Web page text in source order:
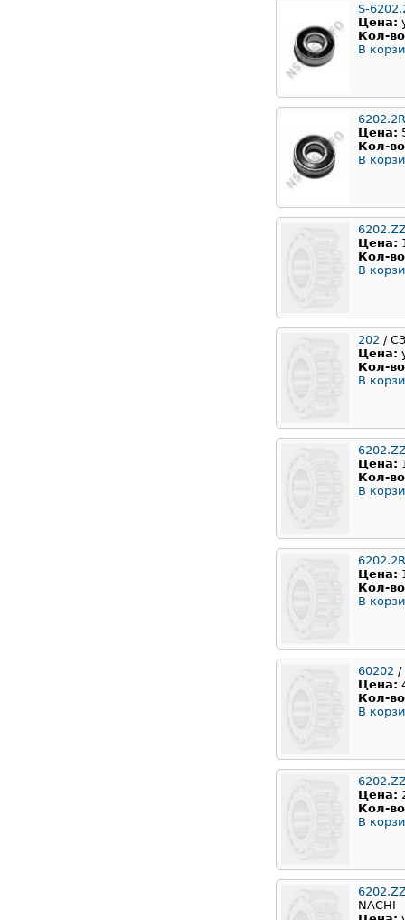
S-
Цена:
Кол-
В
Цена:
Кол-
В
Цена:
Кол-
В
202 /
Цена:
Кол-
В
Цена:
Кол-
В
Цена:
Кол-
В
60202 /
Цена:
Кол-
В
Цена:
Кол-
В
NACHI